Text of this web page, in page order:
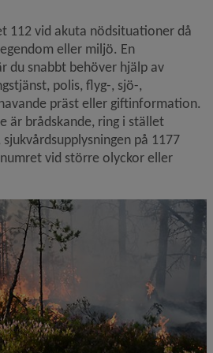
112 vid akuta nödsituationer då
eller miljö. En
du snabbt behöver hjälp av
polis, flyg-, sjö-,
präst eller gift­information.
är brådskande, ring i stället
på 1177
vid större olyckor eller